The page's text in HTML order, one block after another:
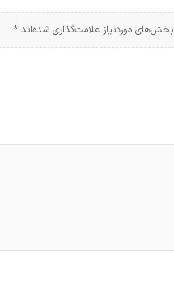
بخش‌های موردنیاز علامت‌گذاری شده‌اند *